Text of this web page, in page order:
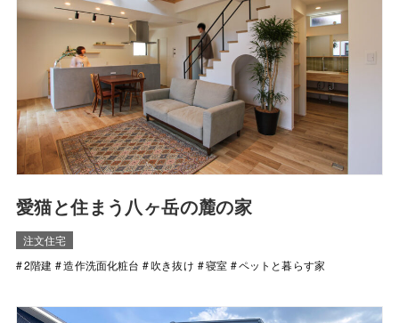
愛猫と住まう八ヶ岳の麓の家
注文住宅
2階建
造作洗面化粧台 吹き抜け 寝室 ペットと暮らす家